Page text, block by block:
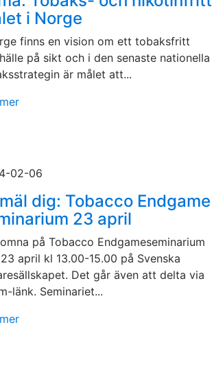
i Norge
finns en vision om ett tobaksfritt
på sikt och i den senaste nationella
är målet att...
02-06
dig: Tobacco Endgame
23 april
på Tobacco Endgameseminarium
april kl 13.00-15.00 på Svenska
Det går även att delta via
länk. Seminariet...